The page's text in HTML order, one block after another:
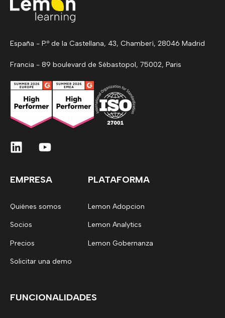
España - P.º de la Castellana, 43, Chamberí, 28046 Madrid
Francia - 89 boulevard de Sébastopol, 75002, Paris
EMPRESA
Quiénes somos
Socios
Precios
Solicitar una demo
PLATAFORMA
Lemon Adopcion
Lemon Analytics
Lemon Gobernanza
FUNCIONALIDADES